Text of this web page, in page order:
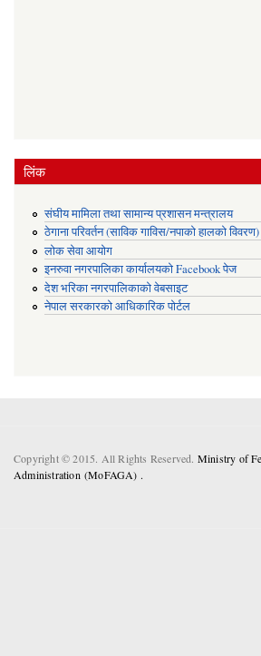
लिंक
संघीय मामिला तथा सामान्य प्रशासन मन्त्रालय
ठेगाना परिवर्तन (साविक गाविस/नपाको हालको विवरण)
लोक सेवा आयोग
इनरुवा नगरपालिका कार्यालयको Facebook पेज
देश भरिका नगरपालिकाको वेबसाइट
नेपाल सरकारको आधिकारिक पोर्टल
Copyright © 2015. All Rights Reserved. Ministry of
Administration (MoFAGA) .